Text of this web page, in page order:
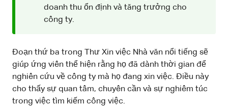
doanh thu ổn định và tăng trưởng cho
công ty.
Đoạn thứ ba trong Thư Xin việc Nhà văn nổi tiếng sẽ
giúp ứng viên thể hiện rằng họ đã dành thời gian để
nghiên cứu về công ty mà họ đang xin việc. Điều này
cho thấy sự quan tâm, chuyên cần và sự nghiêm túc
trong việc tìm kiếm công việc.